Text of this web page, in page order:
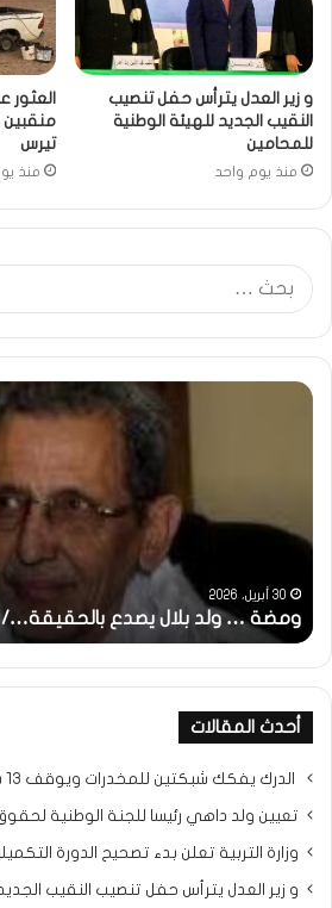
و زير العدل يترأس حفل تنصيب
النقيب الجديد للهيئة الوطنية
للمحامين
منذ يوم واحد
منقبين
تيرس
منذ
ومضة
بالحقيقة…/
الشريف
30 أبريل، 2026
ومضة … ولد بلال يصدع بالحقيقة…/
أحدث المقالات
الدرك يفكك شبكتين للمخدرات ويوقف 13 شخصا في أطار
تعيين ولد داهي رئيسا للجنة الوطنية لحقوق
وزارة التربية تعلن بدء تصحيح الدورة
و زير العدل يترأس حفل تنصيب النقيب